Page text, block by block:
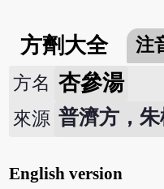
方劑大全 注
方名 杏參湯
來源 普濟方，
English version